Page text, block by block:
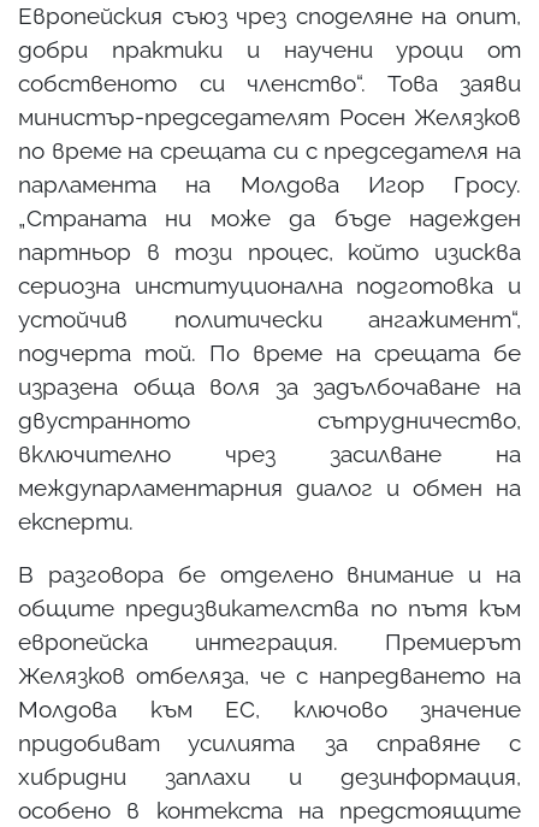
Европейския съюз чрез споделяне на опит,
добри практики и научени уроци от
собственото си членство“. Това заяви
министър-председателят Росен Желязков
по време на срещата си с председателя на
парламента на Молдова Игор Гросу.
„Страната ни може да бъде надежден
партньор в този процес, който изисква
сериозна институционална подготовка и
устойчив политически ангажимент“,
подчерта той. По време на срещата бе
изразена обща воля за задълбочаване на
двустранното сътрудничество,
включително чрез засилване на
междупарламентарния диалог и обмен на
експерти.
В разговора бе отделено внимание и на
общите предизвикателства по пътя към
европейска интеграция. Премиерът
Желязков отбеляза, че с напредването на
Молдова към ЕС, ключово значение
придобиват усилията за справяне с
хибридни заплахи и дезинформация,
особено в контекста на предстоящите